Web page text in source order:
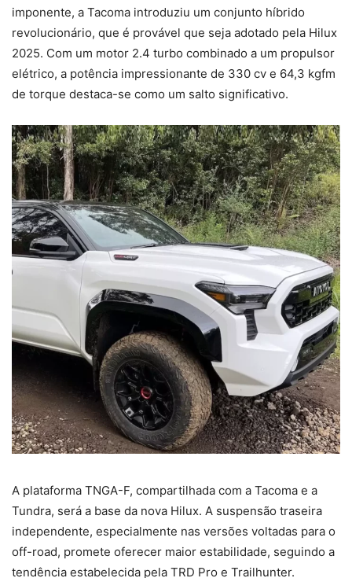
imponente, a Tacoma introduziu um conjunto híbrido
revolucionário, que é provável que seja adotado pela Hilux
2025. Com um motor 2.4 turbo combinado a um propulsor
elétrico, a potência impressionante de 330 cv e 64,3 kgfm
de torque destaca-se como um salto significativo.
A plataforma TNGA-F, compartilhada com a Tacoma e a
Tundra, será a base da nova Hilux. A suspensão traseira
independente, especialmente nas versões voltadas para o
off-road, promete oferecer maior estabilidade, seguindo a
tendência estabelecida pela TRD Pro e Trailhunter.